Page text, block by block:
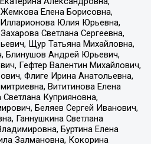
Елена Борисовна,
Юлия Юрьевна,
Светлана Сергеевна,
Щур Татьяна Михайловна,
Блинушов Андрей Юрьевич,
Гефтер Валентин Михайлович,
Флиге Ирина Анатольевна,
Вититинова Елена
Куприяновна,
Беляев Сергей Иванович,
Ганнушкина Светлана
Буртина Елена
Залмановна, Кокорина